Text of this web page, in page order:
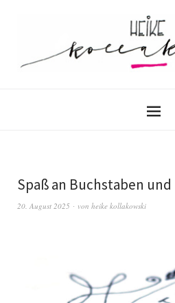
Spaß an Buchstaben
20. August 2025 von heike kollakowski